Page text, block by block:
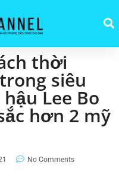
thời
siêu
Lee Bo
hơn 2 mỹ
No Comments